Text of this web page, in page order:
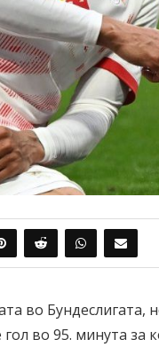
во Бундеслигата,
во 95. минута за